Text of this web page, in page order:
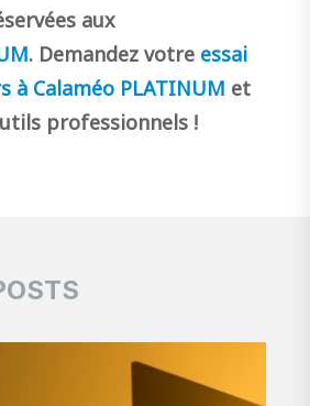
aux
. Demandez votre essai
à Calaméo PLATINUM et
professionnels !